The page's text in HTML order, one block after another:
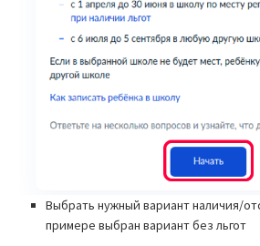
Выбрать нужный вариант наличия/
примере выбран вариант без льгот